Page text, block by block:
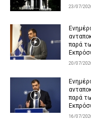
23/07/
παρά
20/07/
παρά
16/07/